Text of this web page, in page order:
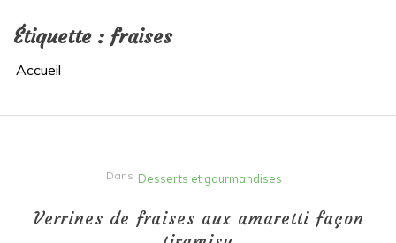
Étiquette : fraises
Accueil
Dans Desserts et gourmandises
Verrines de fraises aux amaretti façon